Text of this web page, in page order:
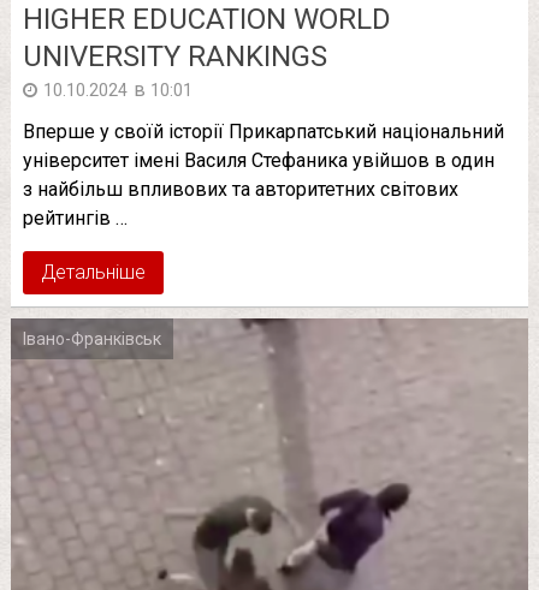
HIGHER EDUCATION WORLD
UNIVERSITY RANKINGS
10.10.2024 в 10:01
Вперше у своїй історії Прикарпатський національний
університет імені Василя Стефаника увійшов в один
з найбільш впливових та авторитетних світових
рейтингів …
Детальніше
Івано-Франківськ